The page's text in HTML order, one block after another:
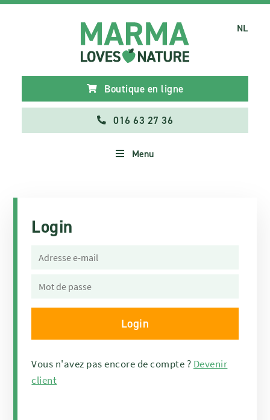
Boutique en ligne
016 63 27 36
Menu
NL
Login
Vous n'avez pas encore de compte ? Devenir
client